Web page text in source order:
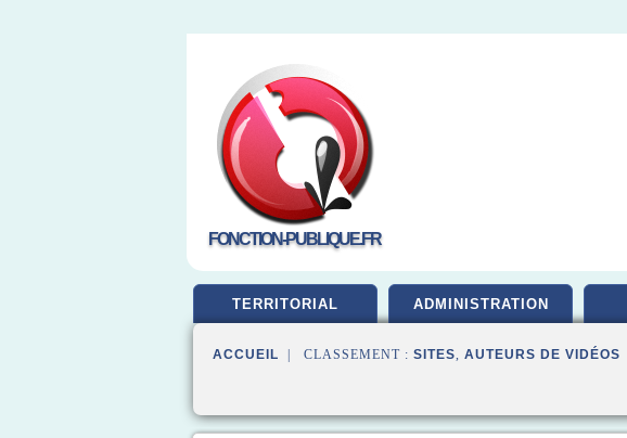
FONCTION-PUBLIQUE.FR
TERRITORIAL ADMINISTRATION
ACCUEIL | CLASSEMENT : SITES, AUTEURS DE VIDÉOS